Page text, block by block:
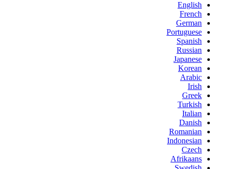
English
French
German
Portuguese
Spanish
Russian
Japanese
Korean
Arabic
Irish
Greek
Turkish
Italian
Danish
Romanian
Indonesian
Czech
Afrikaans